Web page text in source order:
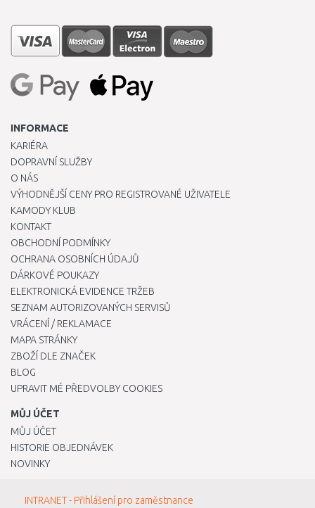
INFORMACE
KARIÉRA
DOPRAVNÍ SLUŽBY
O NÁS
VÝHODNĚJŠÍ CENY PRO REGISTROVANÉ UŽIVATELE
KAMODY KLUB
KONTAKT
OBCHODNÍ PODMÍNKY
OCHRANA OSOBNÍCH ÚDAJŮ
DÁRKOVÉ POUKAZY
ELEKTRONICKÁ EVIDENCE TRŽEB
SEZNAM AUTORIZOVANÝCH SERVISŮ
VRÁCENÍ / REKLAMACE
MAPA STRÁNKY
ZBOŽÍ DLE ZNAČEK
BLOG
UPRAVIT MÉ PŘEDVOLBY COOKIES
MŮJ ÚČET
MŮJ ÚČET
HISTORIE OBJEDNÁVEK
NOVINKY
INTRANET - Přihlášení pro zaměstnance